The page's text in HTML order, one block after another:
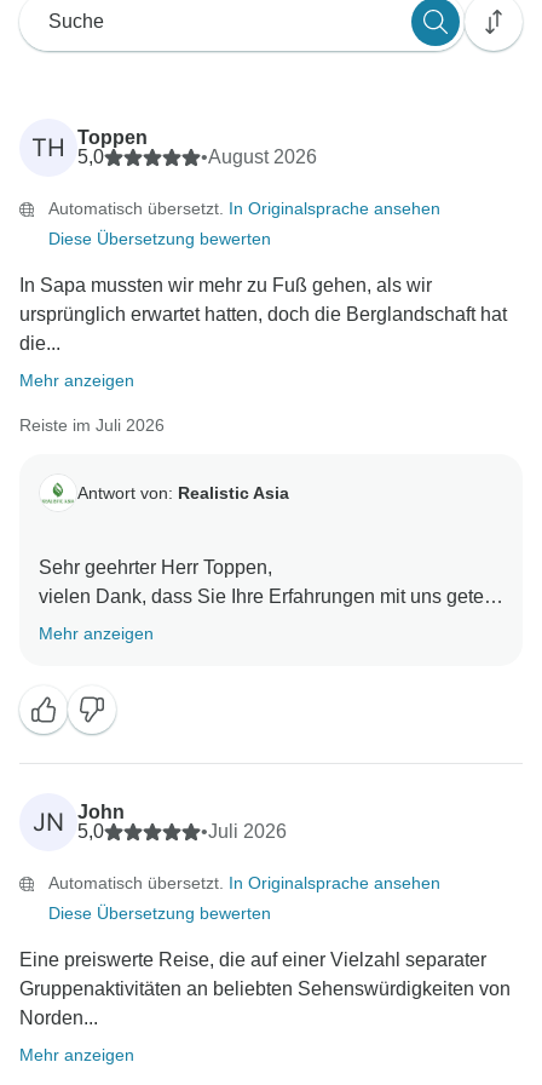
TH
Toppen
5,0
•August 2026
Automatisch übersetzt. In Originalsprache ansehen
Diese Übersetzung bewerten
In Sapa mussten wir mehr zu Fuß gehen, als wir
ursprünglich erwartet hatten, doch die Berglandschaft hat
die...
Mehr anzeigen
Reiste im Juli 2026
Antwort von: Realistic Asia
Sehr geehrter Herr Toppen,
vielen Dank, dass Sie Ihre Erfahrungen mit uns geteilt
haben! Wir freuen uns, dass sich die Wanderung dank
Hoi An und des Mekong-Deltas genossen haben. Es
ist wunderbar zu hören, dass Ihnen diese Reise die
Möglichkeit geboten hat, die vielen Facetten Vietnams
kennenzulernen. Wir hoffen, Sie bald wieder zu einem
weiteren Abenteuer begrüßen zu dürfen!
Mehr anzeigen
JN
John
5,0
•Juli 2026
Automatisch übersetzt. In Originalsprache ansehen
Diese Übersetzung bewerten
Eine preiswerte Reise, die auf einer Vielzahl separater
Gruppenaktivitäten an beliebten Sehenswürdigkeiten von
Norden...
Mehr anzeigen